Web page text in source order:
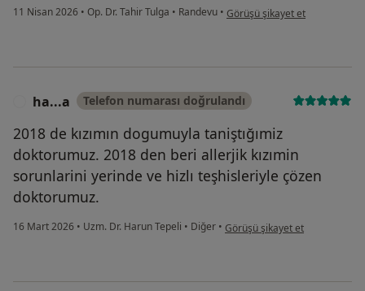
11 Nisan 2026 • Op. Dr. Tahir Tulga • Randevu • kullanıcının görüşüne göre
Görüşü şikayet et
ha...a Telefon numarası doğrulandı
2018 de kızımın dogumuyla taniştığımiz
doktorumuz. 2018 den beri allerjik kızımin
sorunlarini yerinde ve hizlı teşhisleriyle çözen
doktorumuz.
16 Mart 2026 • Uzm. Dr. Harun Tepeli • Diğer • kullanıcının görüşüne göre
Görüşü şikayet et